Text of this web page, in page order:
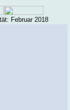
Fe­bru­ar 2018